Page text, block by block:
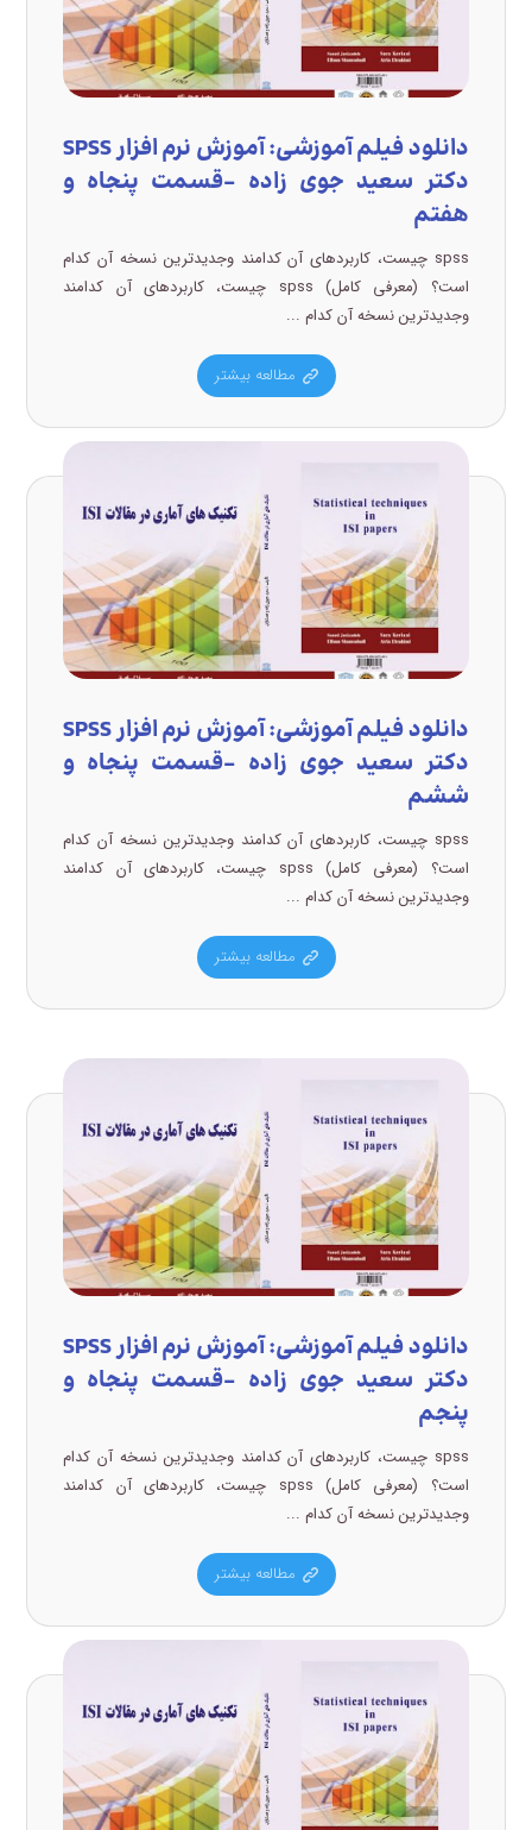
دانلود فیلم آموزشی: آموزش نرم افزار SPSS
دکتر سعید جوی زاده –قسمت پنجاه و
هفتم
spss چیست، کاربردهای آن کدامند وجدیدترین نسخه آن کدام
است؟ (معرفی کامل) spss چیست، کاربردهای آن کدامند
وجدیدترین نسخه آن کدام ...
مطالعه بیشتر
دانلود فیلم آموزشی: آموزش نرم افزار SPSS
دکتر سعید جوی زاده –قسمت پنجاه و
ششم
spss چیست، کاربردهای آن کدامند وجدیدترین نسخه آن کدام
است؟ (معرفی کامل) spss چیست، کاربردهای آن کدامند
وجدیدترین نسخه آن کدام ...
مطالعه بیشتر
دانلود فیلم آموزشی: آموزش نرم افزار SPSS
دکتر سعید جوی زاده –قسمت پنجاه و
پنجم
spss چیست، کاربردهای آن کدامند وجدیدترین نسخه آن کدام
است؟ (معرفی کامل) spss چیست، کاربردهای آن کدامند
وجدیدترین نسخه آن کدام ...
مطالعه بیشتر